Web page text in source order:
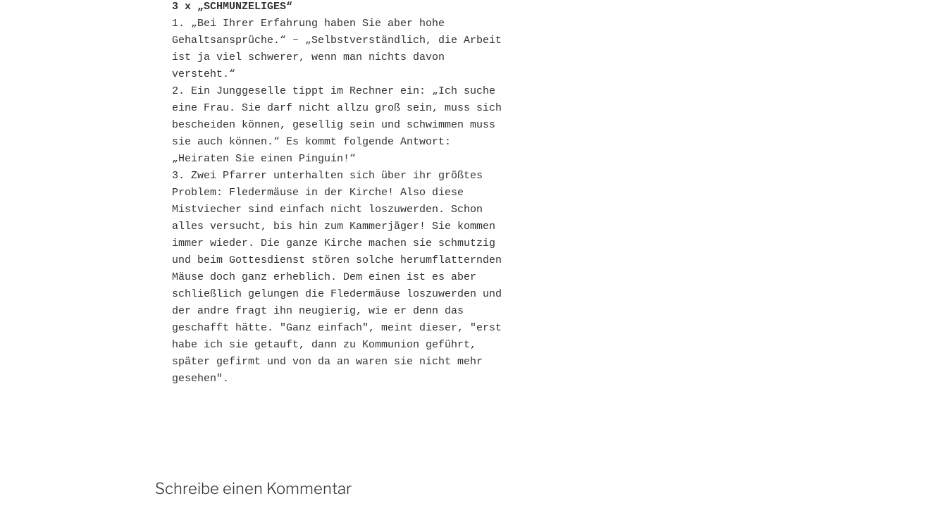
3 x „SCHMUNZELIGES“
1. „Bei Ihrer Erfahrung haben Sie aber hohe
Gehaltsansprüche.“ – „Selbstverständlich, die Arbeit
ist ja viel schwerer, wenn man nichts davon
versteht.“
2. Ein Junggeselle tippt im Rechner ein: „Ich suche
eine Frau. Sie darf nicht allzu groß sein, muss sich
bescheiden können, gesellig sein und schwimmen muss
sie auch können.“ Es kommt folgende Antwort:
„Heiraten Sie einen Pinguin!“
3. Zwei Pfarrer unterhalten sich über ihr größtes
Problem: Fledermäuse in der Kirche! Also diese
Mistviecher sind einfach nicht loszuwerden. Schon
alles versucht, bis hin zum Kammerjäger! Sie kommen
immer wieder. Die ganze Kirche machen sie schmutzig
und beim Gottesdienst stören solche herumflatternden
Mäuse doch ganz erheblich. Dem einen ist es aber
schließlich gelungen die Fledermäuse loszuwerden und
der andre fragt ihn neugierig, wie er denn das
geschafft hätte. "Ganz einfach", meint dieser, "erst
habe ich sie getauft, dann zu Kommunion geführt,
später gefirmt und von da an waren sie nicht mehr
Schreibe einen Kommentar